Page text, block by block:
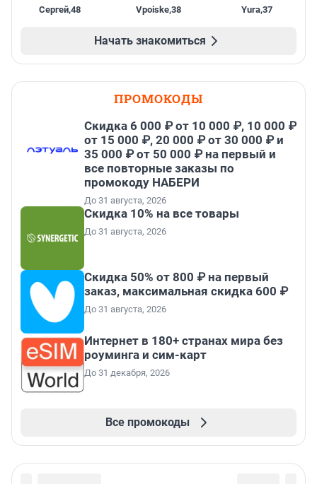
Сергей,48 Vpoiske,38 Yura,37
Начать знакомиться
ПРОМОКОДЫ
Скидка 6 000 ₽ от 10 000 ₽, 10 000 ₽
от 15 000 ₽, 20 000 ₽ от 30 000 ₽ и
35 000 ₽ от 50 000 ₽ на первый и
все повторные заказы по
промокоду НАБЕРИ
До 31 августа, 2026
Скидка 10% на все товары
До 31 августа, 2026
Скидка 50% от 800 ₽ на первый
заказ, максимальная скидка 600 ₽
До 31 августа, 2026
Интернет в 180+ странах мира без
роуминга и сим-карт
До 31 декабря, 2026
Все промокоды